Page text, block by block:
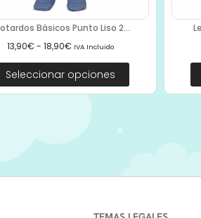
Básicos Punto Liso 2...
13,90€ - 18,90€ IVA Incluido
Seleccionar opciones